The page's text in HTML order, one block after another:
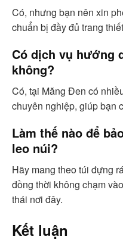
Có, nhưng bạn nên xin
chuẩn bị đầy đủ trang
Có dịch vụ hướng
không?
Có, tại Măng Đen có
chuyên nghiệp, giúp bạn
Làm thế nào để
leo núi?
Hãy mang theo túi đựng
đồng thời không chạm
thái nơi đây.
Kết luận